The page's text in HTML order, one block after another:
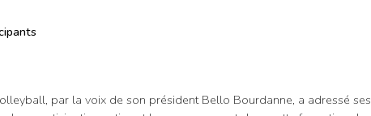
par la voix de son président Bello Bourdanne, a adressé ses